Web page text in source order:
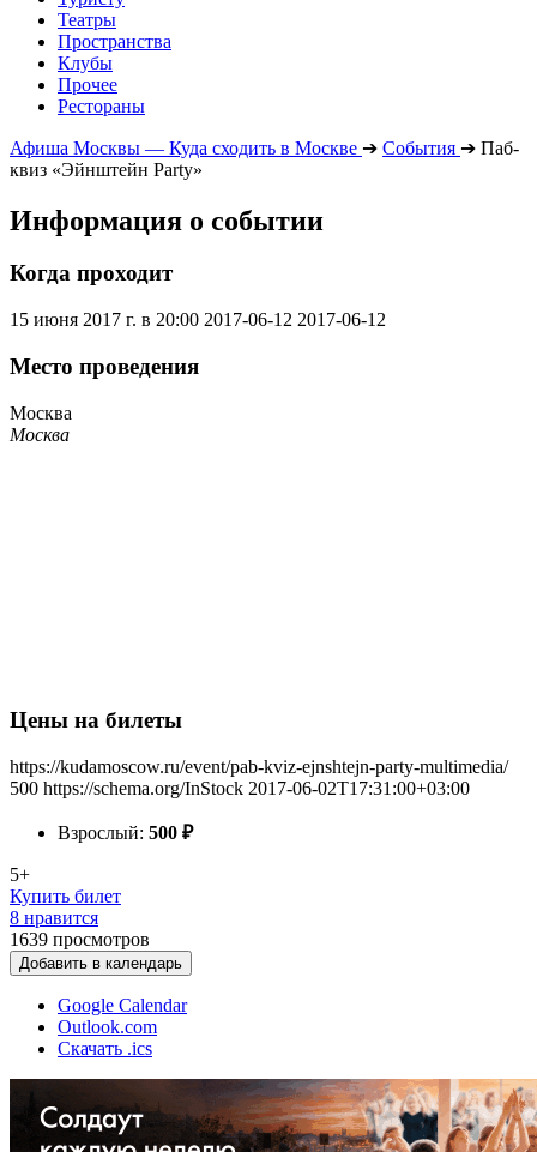
Театры
Пространства
Клубы
Прочее
Рестораны
Афиша Москвы — Куда сходить в Москве ➔ События ➔ Паб-
квиз «Эйнштейн Party»
Информация о событии
Когда проходит
15 июня 2017 г. в 20:00 2017-06-12 2017-06-12
Место проведения
Москва
Москва
Цены на билеты
https://kudamoscow.ru/event/pab-kviz-ejnshtejn-party-multimedia/
500 https://schema.org/InStock 2017-06-02T17:31:00+03:00
Взрослый: 500 ₽
5+
Купить билет
8 нравится
1639 просмотров
Добавить в календарь
Google Calendar
Outlook.com
Скачать .ics